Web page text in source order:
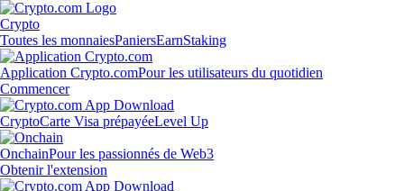
Crypto
Toutes les monnaiesPaniersEarnStaking
Application Crypto.comPour les utilisateurs du quotidien
Commencer
CryptoCarte Visa prépayéeLevel Up
OnchainPour les passionnés de Web3
Obtenir l'extension